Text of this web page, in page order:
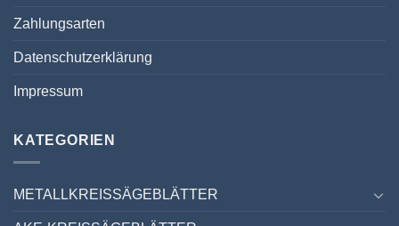
Zahlungsarten
Datenschutzerklärung
Impressum
KATEGORIEN
METALLKREISSÄGEBLÄTTER